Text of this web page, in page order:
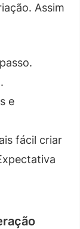
Assim
e
fácil criar